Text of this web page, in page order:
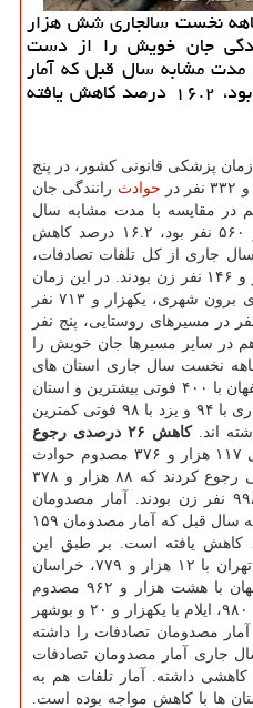
نخست سالجاری شش هزار
جان خویش را از دست
مدت مشابه سال قبل كه آمار
تلفات هفت هزار و ۵۶۰ نفر بود، ۱۶.۲ درصد كاهش یافته
پزشکی قانونی کشور، در پنج
حوادث رانندگی جان
در مقایسه با مدت مشابه سال
قبل که آمار تلفات هفت هزار و ۵۶۰ نفر بود، ۱۶.۲ درصد کاهش
سال جاری از کل تلفات تصادفات،
پنج هزار و ۱۸۶ نفر مرد و یکهزار و ۱۴۶ نفر زن بودند. در این زمان
چهار هزار و ۱۷۱ نفر در مسیرهای برون شهری، یکهزار و ۷۱۳ نفر
مسیرهای درون شهری، ۴۱۵ نفر در مسیرهای روستایی، پنج نفر
اختصاصی و ۲۸ نفر هم در سایر مسیرها جان خویش را
نخست سال جاری استان های
تهران با ۴۸۷، فارس با ۴۵۴ و اصفهان با ۴۰۰ فوتی بیشترین و استان
های ایلام با ۴۳، چهارمحال و بختیاری با ۹۴ و یزد با ۹۸ فوتی کمترین
اند.
کاهش ۲۶ درصدی رجوع
در پنج ماهه سال جاری ۱۱۷ هزار و ۳۷۶ مصدوم حوادث
رانندگی به مراکز پزشکی قانونی رجوع کردند که ۸۸ هزار و ۳۷۸
نفر از آنان مرد و ۲۸ هزار و ۹۹۸ نفر زن بودند. آمار مصدومان
تصادفات در مقایسه با مدت مشابه سال قبل که آمار مصدومان ۱۵۹
نفر بود، ۲۶.۲ درصد کاهش یافته است. بر طبق این
گزارش در این زمان استان های تهران با ۱۲ هزار و ۷۷۹، خراسان
رضوی با ۱۰ هزار و ۲۲۲ و اصفهان با هشت هزار و ۹۶۲ مصدوم
بیشترین و استان های هرمزگان با ۹۸۰، ایلام با یکهزار و ۲۰ و بوشهر
کمترین آمار مصدومان تصادفات را داشته
جاری آمار مصدومان تصادفات
داشته. آمار تلفات هم به
ها با کاهش مواجه بوده است.